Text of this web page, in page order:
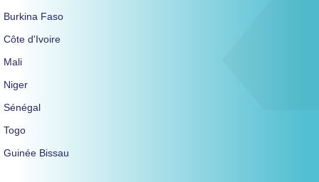
Burkina Faso
Côte d'Ivoire
Mali
Niger
Sénégal
Togo
Guinée Bissau